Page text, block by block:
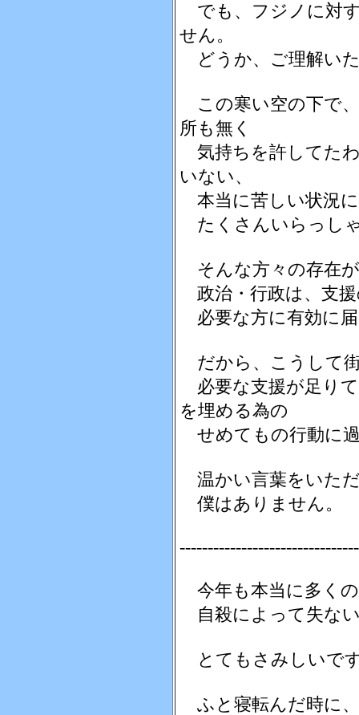
でも、フジノに対
せん。
どうか、ご理解い
この寒い空の下で
所も無く
気持ちを許してた
いない、
本当に苦しい状況
たくさんいらっし
そんな方々の存在
政治・行政は、支
必要な方に有効に
だから、こうして
必要な支援が足り
を埋める為の
せめてもの行動に
温かい言葉をいた
僕はありません。
今年も本当に多く
自殺によって失な
とてもさみしいで
ふと寝転んだ時に